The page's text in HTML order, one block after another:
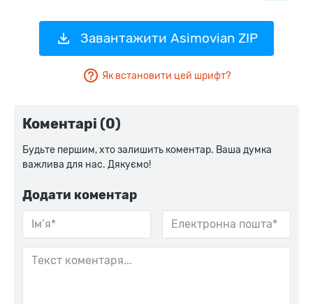
Завантажити Asimovian ZIP
Як встановити цей шрифт?
Коментарі (0)
Будьте першим, хто залишить коментар. Ваша думка
важлива для нас. Дякуємо!
Додати коментар